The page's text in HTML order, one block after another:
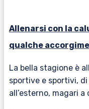
Allenarsi con la
qualche
La bella stagione è
sportive e sportivi,
all’esterno, magari